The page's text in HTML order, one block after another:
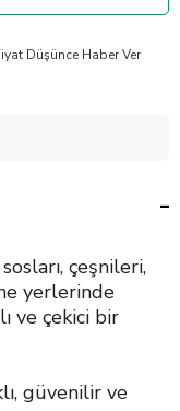
Düşünce Haber Ver
çeşnileri,
yerlerinde
ve çekici bir
güvenilir ve